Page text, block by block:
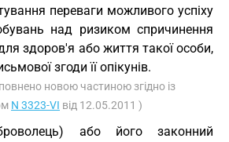
переваги можливого успіху
над ризиком спричинення
здоров'я або життя такої особи,
згоди її опікунів.
новою частиною згідно із
N 3323-VI від 12.05.2011 )
або його законний